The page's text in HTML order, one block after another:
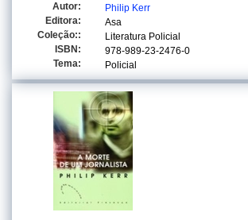
Autor:
Philip Kerr
Editora:
Asa
Coleção::
Literatura Policial
ISBN:
978-989-23-2476-0
Tema:
Policial